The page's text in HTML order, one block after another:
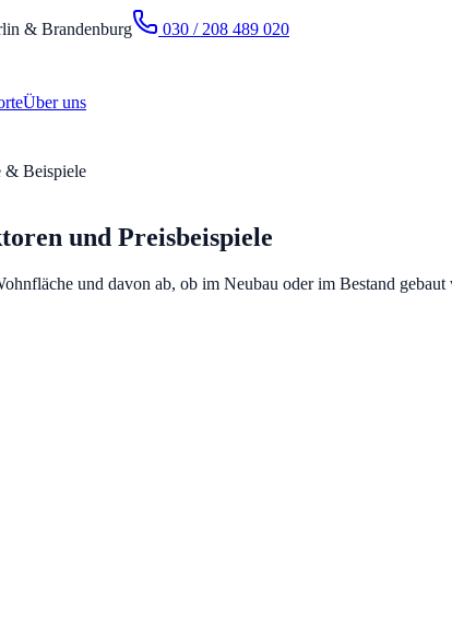
& Brandenburg 030 / 208 489 020
Über uns
& Beispiele
und Preisbeispiele
und davon ab, ob im Neubau oder im Bestand